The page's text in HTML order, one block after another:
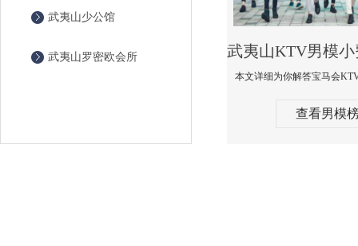
武夷山少公馆
武夷山罗密欧会所
查看男模